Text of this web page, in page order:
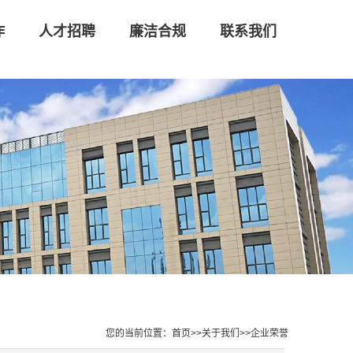
人才招聘 廉洁合规 联系我们
您的当前位置： 首页>>关于我们 >>企业荣誉